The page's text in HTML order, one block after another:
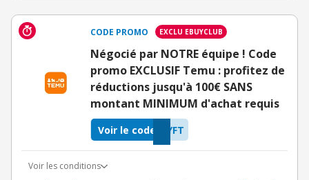
CODE PROMO EXCLU EBUYCLUB
Négocié par NOTRE équipe ! Code
promo EXCLUSIF Temu : profitez de
réductions jusqu'à 100€ SANS
montant MINIMUM d'achat requis
YFT
Voir le code
Voir les conditions